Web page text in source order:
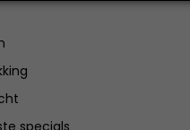
specials